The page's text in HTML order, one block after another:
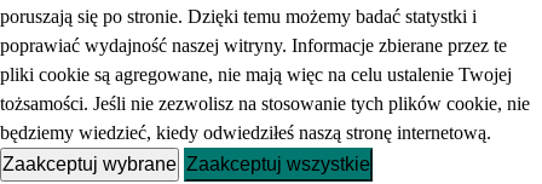
poruszają się po stronie. Dzięki temu możemy badać statystki i
poprawiać wydajność naszej witryny. Informacje zbierane przez te
pliki cookie są agregowane, nie mają więc na celu ustalenie Twojej
tożsamości. Jeśli nie zezwolisz na stosowanie tych plików cookie, nie
będziemy wiedzieć, kiedy odwiedziłeś naszą stronę internetową.
Zaakceptuj wybrane Zaakceptuj wszystkie